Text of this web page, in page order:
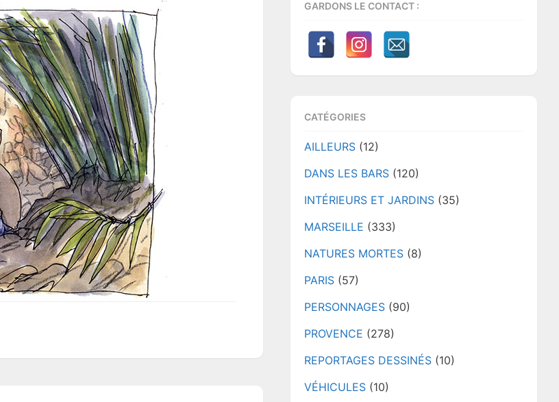
GARDONS LE CONTACT :
CATÉGORIES
AILLEURS (12)
DANS LES BARS (120)
INTÉRIEURS ET JARDINS (35)
MARSEILLE (333)
NATURES MORTES (8)
PARIS (57)
PERSONNAGES (90)
PROVENCE (278)
REPORTAGES DESSINÉS (10)
VÉHICULES (10)